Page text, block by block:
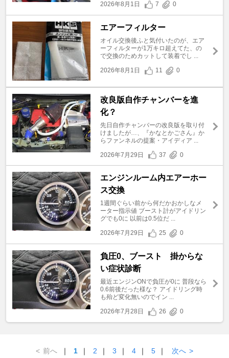
2026年8月1日
7 0
エアーフィルター
オイル交換後ふと気付いたのが、エア
ーフィルターが1万キロ超えてた、の
で交換のためカットして装着でし ...
2026年8月1日
11 0
改良版自作チャンバーを進
化？
先日自作チャンバーの改良版を取り付
けましたが…、『かなとかごさん』か
らファンネルの提案・アイディア ...
2026年7月29日
37 0
エンジンルーム内エアーホー
ス交換
1週間ぐらい前から何だかおかしなメ
ーター指示値 ブースト計がアイドリン
グでも0に 以前は0.5位だ ...
2026年7月29日
25 0
負圧0、ブースト 掛からな
い症状診断
最近エンジンONで負圧が0に 普段なら
0.6前後だった様な？ アイドリング時
も殆ど変化無いのでイン ...
2026年7月28日
26 0
< 前へ ｜ 1 ｜ 2 ｜ 3 ｜ 4 ｜ 5 ｜ 次へ >